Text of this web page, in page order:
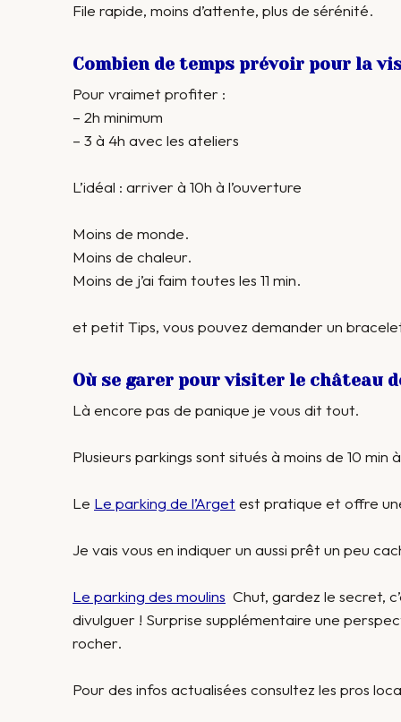
File rapide, moins d’attente, plus de sérénité.
Combien de temps prévoir pour la
Pour vraimet profiter :
– 2h minimum
– 3 à 4h avec les ateliers
L’idéal : arriver à 10h à l’ouverture
Moins de monde.
Moins de chaleur.
Moins de j’ai faim toutes les 11 min.
et petit Tips, vous pouvez demander un
Où se garer pour visiter le château
Là encore pas de panique je vous dit tout.
Plusieurs parkings sont situés à moins de 10 min
Le Le parking de l’Arget est pratique et offre
Je vais vous en indiquer un aussi prêt un peu
Le parking des moulins Chut, gardez le secret,
divulguer ! Surprise supplémentaire une
rocher.
Pour des infos actualisées consultez les pros